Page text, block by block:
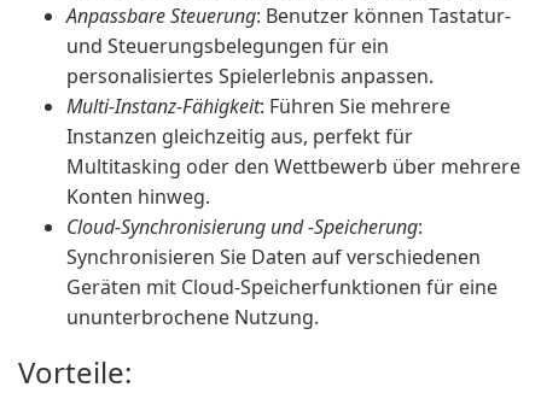
Anpassbare Steuerung: Benutzer können Tastatur-
und Steuerungsbelegungen für ein
personalisiertes Spielerlebnis anpassen.
Multi-Instanz-Fähigkeit: Führen Sie mehrere
Instanzen gleichzeitig aus, perfekt für
Multitasking oder den Wettbewerb über mehrere
Konten hinweg.
Cloud-Synchronisierung und -Speicherung:
Synchronisieren Sie Daten auf verschiedenen
Geräten mit Cloud-Speicherfunktionen für eine
ununterbrochene Nutzung.
Vorteile: